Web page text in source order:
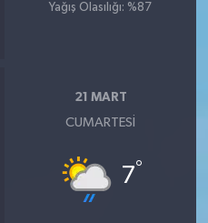
Yağış Olasılığı: %87
21 MART
CUMARTESI
7°